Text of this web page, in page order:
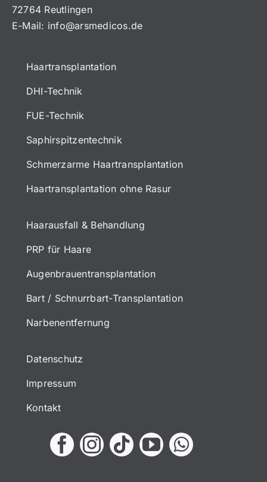
72764 Reutlingen
E-Mail: info@arsmedicos.de
Haartransplantation
DHI-Technik
FUE-Technik
Saphirspitzentechnik
Schmerzarme Haartransplantation
Haartransplantation ohne Rasur
Haarausfall & Behandlung
PRP für Haare
Augenbrauentransplantation
Bart / Schnurrbart-Transplantation
Narbenentfernung
Datenschutz
Impressum
Kontakt